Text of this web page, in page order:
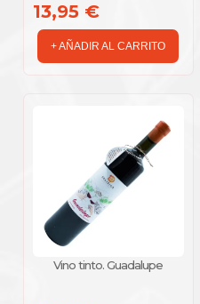
13,95 €
+ AÑADIR AL CARRITO
Vino tinto. Guadalupe